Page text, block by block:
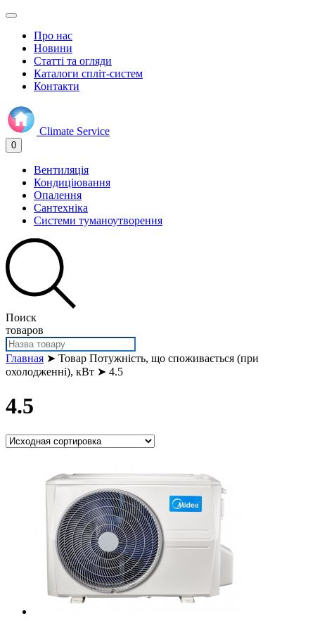
Про нас
Новини
Статті та огляди
Каталоги спліт-систем
Контакти
Climate Service
0
Вентиляція
Кондиціювання
Опалення
Сантехніка
Системи туманоутворення
Поиск
товаров
Главная ➤ Товар Потужність, що споживається (при
охолодженні), кВт ➤ 4.5
4.5